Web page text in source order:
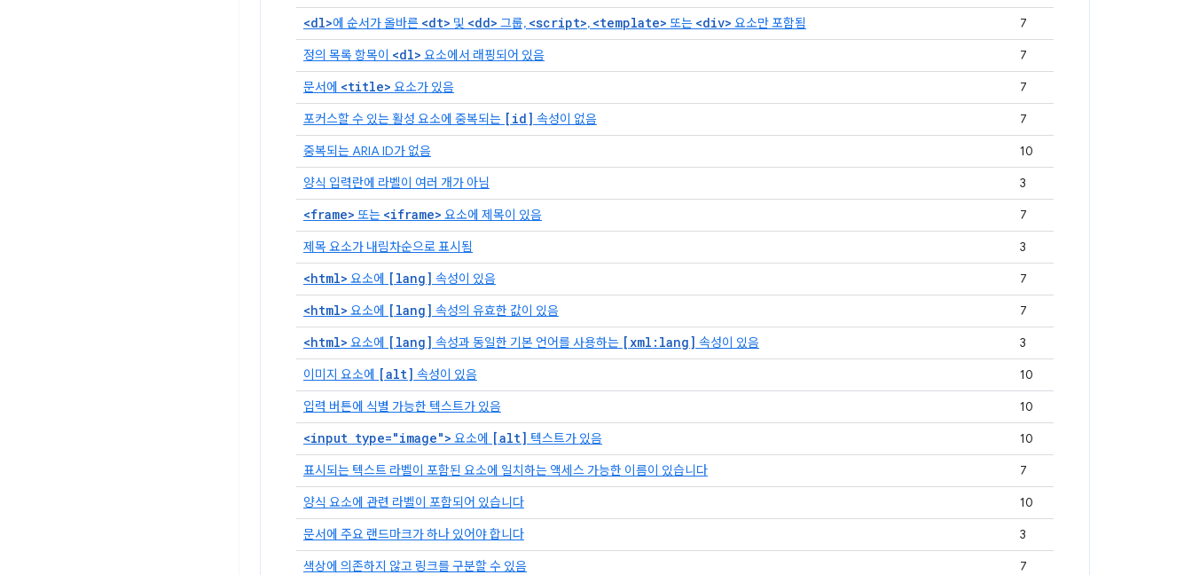
<dl>에 순서가 올바른 <dt> 및 <dd> 그룹, <script>, <template> 또는 <div> 요소만 포함됨
7
정의 목록 항목이 <dl> 요소에서 래핑되어 있음
7
문서에 <title> 요소가 있음
7
포커스할 수 있는 활성 요소에 중복되는 [id] 속성이 없음
7
중복되는 ARIA ID가 없음
10
양식 입력란에 라벨이 여러 개가 아님
3
<frame> 또는 <iframe> 요소에 제목이 있음
7
제목 요소가 내림차순으로 표시됨
3
<html> 요소에 [lang] 속성이 있음 7
<html> 요소에 [lang] 속성의 유효한 값이 있음 7
<html> 요소에 [lang] 속성과 동일한 기본 언어를 사용하는 [xml:lang] 속성이 있음
3
이미지 요소에 [alt] 속성이 있음
10
입력 버튼에 식별 가능한 텍스트가 있음
10
<input type="image"> 요소에 [alt] 텍스트가 있음
10
표시되는 텍스트 라벨이 포함된 요소에 일치하는 액세스 가능한 이름이 있습니다
7
양식 요소에 관련 라벨이 포함되어 있습니다
10
문서에 주요 랜드마크가 하나 있어야 합니다
3
색상에 의존하지 않고 링크를 구분할 수 있음
7